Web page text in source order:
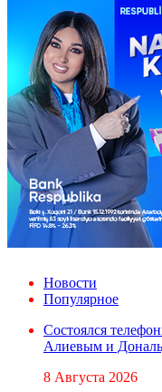
Новости
Популярное
Состоялся
Алиевым и
8 Августа 2026